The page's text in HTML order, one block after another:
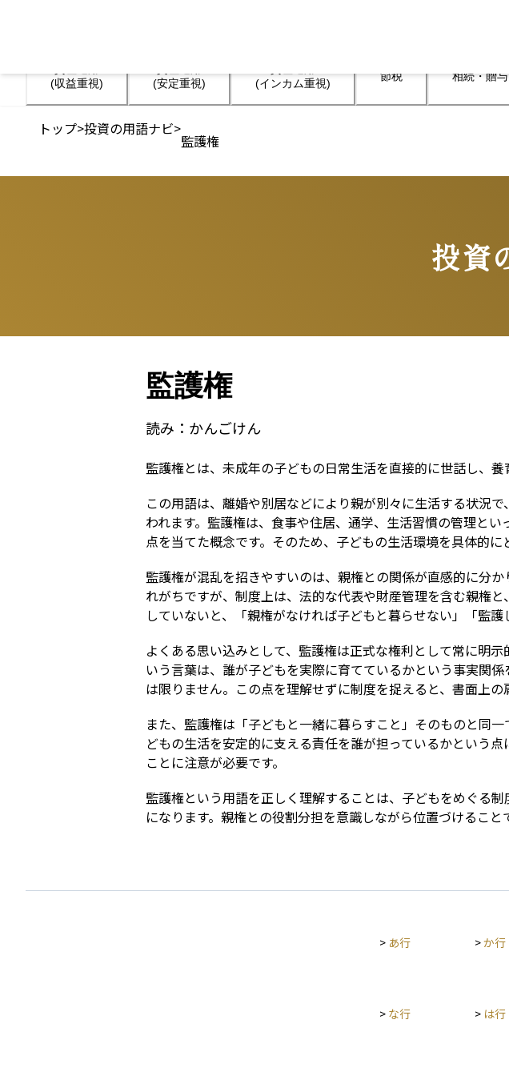
(収益重視)
(安定重視)
(インカム重視)
節税 相続・贈与
トップ>投資の用語ナビ>
監護権
投資
監護権
読み： かんごけん
監護権とは、未成年の子どもの日常生活を直接的に世話し、
この用語は、離婚や別居などにより親が別々に生活する状況
われます。監護権は、食事や住居、通学、生活習慣の管理と
点を当てた概念です。そのため、子どもの生活環境を具体的に
監護権が混乱を招きやすいのは、親権との関係が直感的に分
れがちですが、制度上は、法的な代表や財産管理を含む親権
していないと、「親権がなければ子どもと暮らせない」「監
よくある思い込みとして、監護権は正式な権利として常に明
いう言葉は、誰が子どもを実際に育てているかという事実関
は限りません。この点を理解せずに制度を捉えると、書面上の
また、監護権は「子どもと一緒に暮らすこと」そのものと同
どもの生活を安定的に支える責任を誰が担っているかという
ことに注意が必要です。
監護権という用語を正しく理解することは、子どもをめぐる
になります。親権との役割分担を意識しながら位置づけること
> あ行 >か行
> な行 > は行